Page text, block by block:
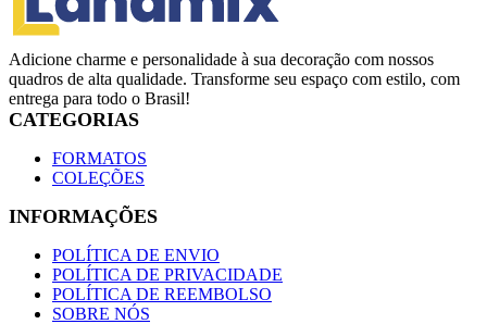
Adicione charme e personalidade à sua decoração com nossos
quadros de alta qualidade. Transforme seu espaço com estilo, com
entrega para todo o Brasil!
CATEGORIAS
FORMATOS
COLEÇÕES
INFORMAÇÕES
POLÍTICA DE ENVIO
POLÍTICA DE PRIVACIDADE
POLÍTICA DE REEMBOLSO
SOBRE NÓS